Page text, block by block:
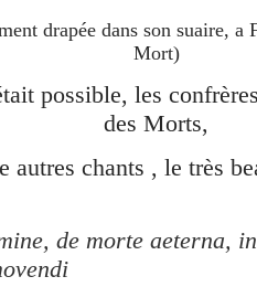
drapée dans son suaire, a
Mort)
possible, les
des Morts,
autres chants , le très
de morte aeterna,